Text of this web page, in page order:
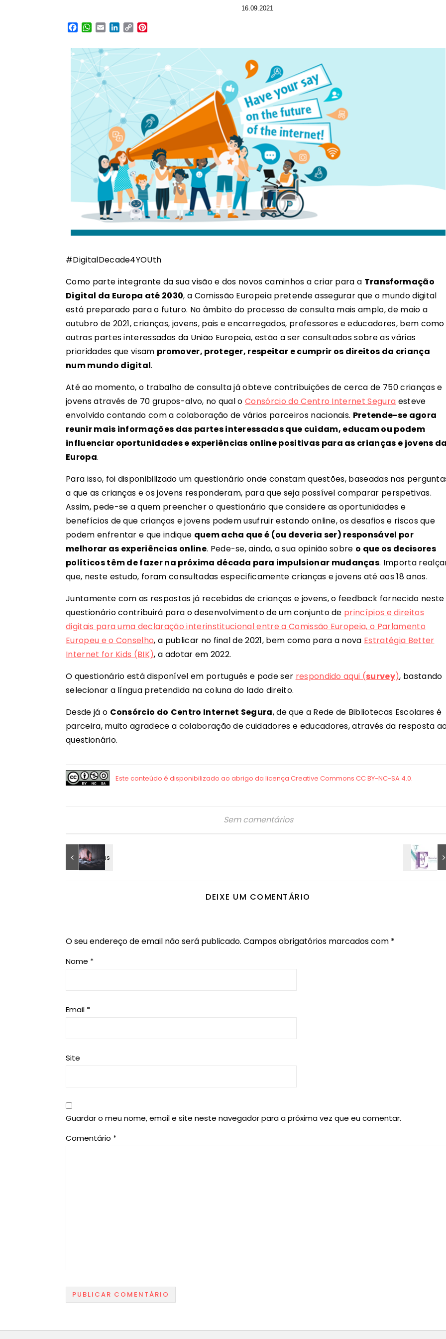
16.09.2021
Facebook
WhatsApp
EmailLinkedIn
Copy
#DigitalDecade4YOUth
Como parte integrante da sua visão e dos novos caminhos a criar para a Transformação
Digital da Europa até 2030, a Comissão Europeia pretende assegurar que o mundo digital
está preparado para o futuro. No âmbito do processo de consulta mais amplo, de maio a
outubro de 2021, crianças, jovens, pais e encarregados, professores e educadores, bem como
outras partes interessadas da União Europeia, estão a ser consultados sobre as várias
prioridades que visam promover, proteger, respeitar e cumprir os direitos da criança
num mundo digital.
Até ao momento, o trabalho de consulta jáobteve contribuições de cerca de 750 crianças e
jovens através de 70 grupos-alvo, no qual oConsórcio do Centro Internet Segura esteve
envolvido contando com a colaboração de vários parceiros nacionais. Pretende-se agora
reunir mais informações das partes interessadas que cuidam, educam ou podem
influenciar oportunidades e experiências online positivas para as crianças e jovens
Europa.
Para isso, foi disponibilizado um questionário onde constam questões, baseadas nas
a que as crianças e os jovens responderam, para que seja possível comparar perspetivas.
Assim, pede-se a quem preencher o questionário que considere as oportunidades e
benefícios de que crianças e jovens podem usufruir estando online, os desafios e riscos que
podem enfrentar e que indique quem acha que é (ou deveria ser) responsável por
melhorar as experiências online. Pede-se, ainda, a sua opinião sobre o que os decisores
políticos têm de fazer na próxima década para impulsionar mudanças. Importa
que, neste estudo, foram consultadas especificamente crianças e jovens até aos 18 anos.
Juntamente com as respostas já recebidas de crianças e jovens, o feedback fornecido neste
questionário contribuirá para o desenvolvimento de um conjunto de princípios e direitos
digitais para uma declaração interinstitucional entre a Comissão Europeia, o Parlamento
Europeu e o Conselho, a publicar no final de 2021, bem como para a nova Estratégia Better
Internet for Kids (BIK), a adotar em 2022.
O questionário está disponível em português e pode ser respondido aqui (survey), bastando
selecionar a língua pretendida na coluna do lado direito.
Desde já o Consórcio do Centro Internet Segura, de que a Rede de Bibliotecas Escolares é
parceira, muito agradece a colaboração de cuidadores e educadores, através da resposta
questionário.
Sem comentários
DEIXE UM COMENTÁRIO
O seu endereço de email não será publicado. Campos obrigatórios marcados com *
Nome *
Email *
Site
Guardar o meu nome, email e site neste navegador para a próxima vez que eu comentar.
Comentário *